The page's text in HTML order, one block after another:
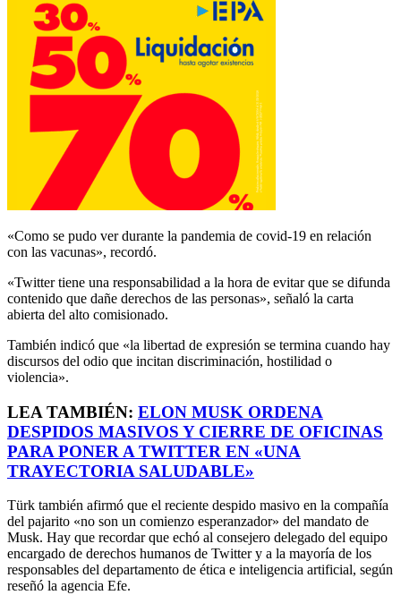
«Como se pudo ver durante la pandemia de covid-19 en relación
con las vacunas», recordó.
«Twitter tiene una responsabilidad a la hora de evitar que se difunda
contenido que dañe derechos de las personas», señaló la carta
abierta del alto comisionado.
También indicó que «la libertad de expresión se termina cuando hay
discursos del odio que incitan discriminación, hostilidad o
violencia».
LEA TAMBIÉN: ELON MUSK ORDENA
DESPIDOS MASIVOS Y CIERRE DE OFICINAS
PARA PONER A TWITTER EN «UNA
TRAYECTORIA SALUDABLE»
Türk también afirmó que el reciente despido masivo en la compañía
del pajarito «no son un comienzo esperanzador» del mandato de
Musk. Hay que recordar que echó al consejero delegado del equipo
encargado de derechos humanos de Twitter y a la mayoría de los
responsables del departamento de ética e inteligencia artificial, según
reseñó la agencia Efe.